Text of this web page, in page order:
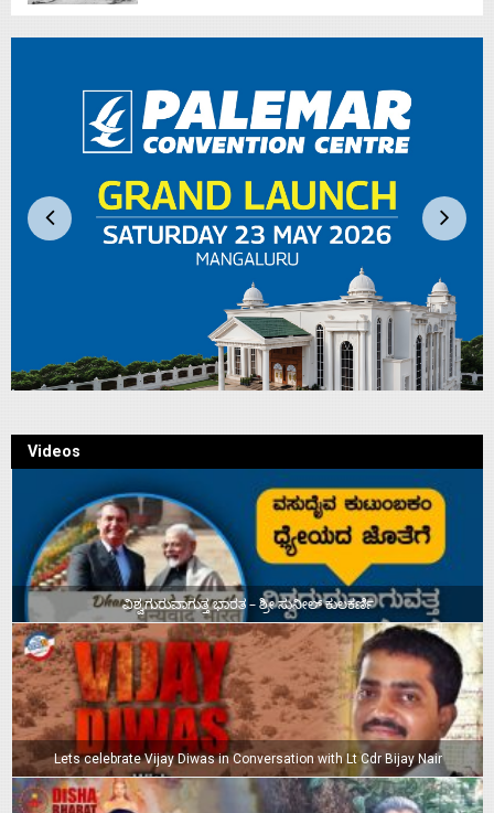
Videos
ವಿಶ್ವಗುರುವಾಗುತ್ತ ಭಾರತ – ಶ್ರೀ ಸುನೀಲ್‌ ಕುಲಕರ್ಣಿ
Lets celebrate Vijay Diwas in Conversation with Lt Cdr Bijay Nair